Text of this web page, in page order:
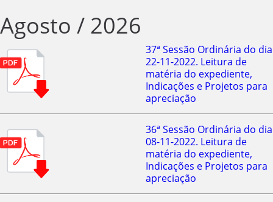
Agosto / 2026
37ª Sessão Ordinária do dia
22-11-2022. Leitura de
matéria do expediente,
Indicações e Projetos para
apreciação
36ª Sessão Ordinária do dia
08-11-2022. Leitura de
matéria do expediente,
Indicações e Projetos para
apreciação